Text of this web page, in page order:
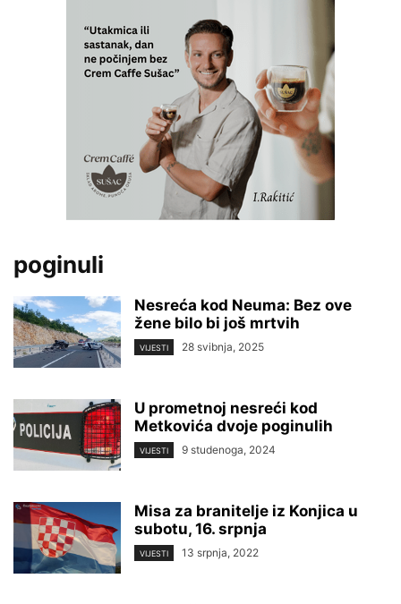
poginuli
Nesreća kod Neuma: Bez ove
žene bilo bi još mrtvih
VIJESTI 28 svibnja, 2025
U prometnoj nesreći kod
Metkovića dvoje poginulih
VIJESTI 9 studenoga, 2024
Misa za branitelje iz Konjica u
subotu, 16. srpnja
VIJESTI 13 srpnja, 2022